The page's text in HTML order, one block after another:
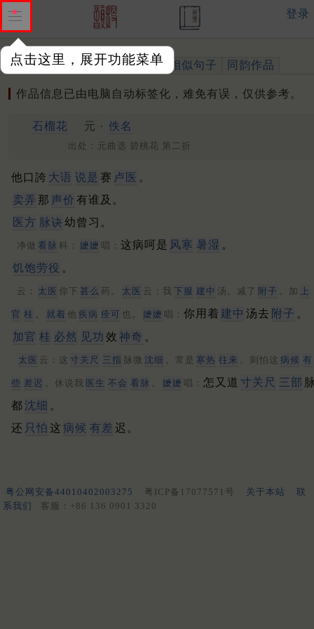
点击这里，展开功能菜单
登录
作品 标注四声 出处、引用 相似句子 同韵作品
作品信息已由电脑自动标签化，难免有误，仅供参考。
石榴花 元 · 佚名
出处：元曲选 碧桃花 第二折
他口誇 大语 说是 赛 卢医 。
卖弄 那 声价 有谁及。
医方 脉诀 幼曾习。
净做 看脉 科： 嬷嬷 唱： 这病呵是 风寒 暑湿 。
饥饱劳役 。
云： 太医 你下 甚么 药。 太医 云：我 下服 建中 汤。减了 附子 。加 上
官 桂 就着 他 疾病 痊可 也。 嬷嬷 唱： 你用着 建中 汤去 附子 。
加官 桂 必然 见功 效 神奇 。
太医 云：这 寸关尺 三指 脉微 沈细 。常是 寒热 往来 。则怕这 病候 有
些 差迟 。休说我 医生 不会 看脉 嬷嬷 唱： 怎又道 寸关尺 三部
都沈细 。
还 只怕 这 病候 有差 迟。
粤公网安备44010402003275 粤ICP备17077571号 关于本站
联
系我们
客服：+86 136 0901 3320